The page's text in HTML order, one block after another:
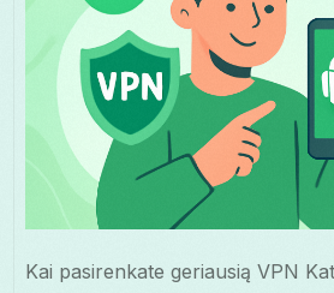
Kai pasirenkate geriausią VPN